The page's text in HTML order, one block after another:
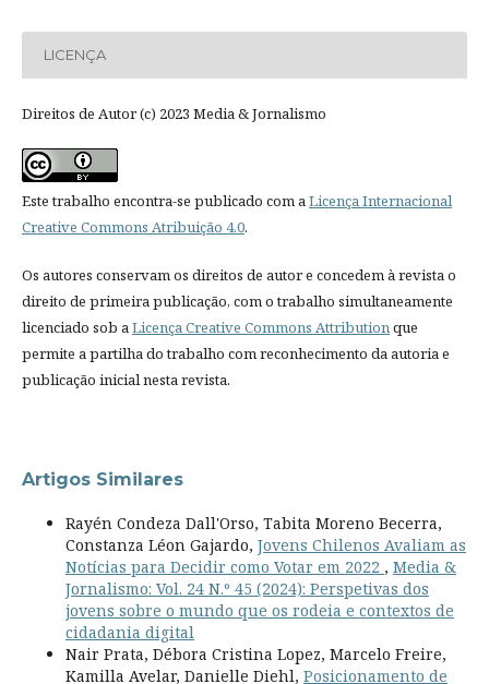
LICENÇA
Direitos de Autor (c) 2023 Media & Jornalismo
Este trabalho encontra-se publicado com aLicença Internacional
Creative Commons Atribuição 4.0.
Os autores conservam os direitos de autor e concedem à revista o
direito de primeira publicação, com o trabalho simultaneamente
licenciado sob aLicença Creative Commons Attributionque
permite a partilha do trabalho com reconhecimento da autoria e
publicação inicial nesta revista.
Artigos Similares
Rayén Condeza Dall'Orso, Tabita Moreno Becerra,
Constanza Léon Gajardo, Jovens Chilenos Avaliam as
Notícias para Decidir como Votar em 2022 , Media &
Jornalismo: Vol. 24 N.º 45 (2024): Perspetivas dos
jovens sobre o mundo que os rodeia e contextos de
cidadania digital
Nair Prata, Débora Cristina Lopez, Marcelo Freire,
Kamilla Avelar, Danielle Diehl, Posicionamento de